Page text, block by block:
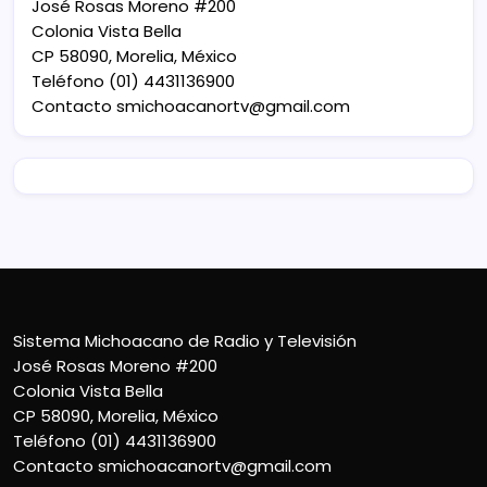
José Rosas Moreno #200
Colonia Vista Bella
CP 58090, Morelia, México
Teléfono (01) 4431136900
Contacto smichoacanortv@gmail.com
Sistema Michoacano de Radio y Televisión
José Rosas Moreno #200
Colonia Vista Bella
CP 58090, Morelia, México
Teléfono (01) 4431136900
Contacto smichoacanortv@gmail.com